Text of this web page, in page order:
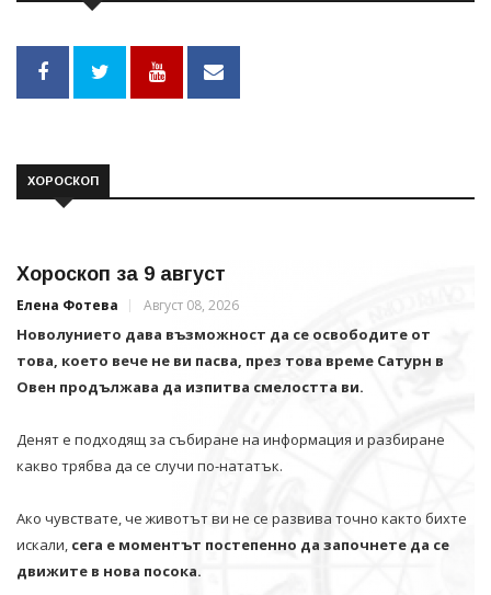
ХОРОСКОП
Хороскоп за 9 август
Елена Фотева Август 08, 2026
Новолунието дава възможност да се освободите от
това, което вече не ви пасва, през това време Сатурн в
Овен продължава да изпитва смелостта ви.
Денят е подходящ за събиране на информация и разбиране
какво трябва да се случи по-нататък.
Ако чувствате, че животът ви не се развива точно както бихте
искали, сега е моментът постепенно да започнете да се
движите в нова посока.